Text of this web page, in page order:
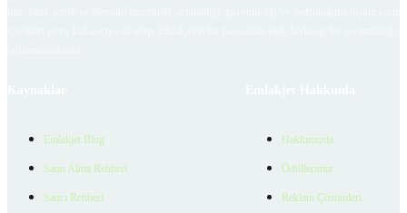
Emlakjet Blog
Satın Alma Rehberi
Satıcı Rehberi
Hakkımızda
Ödüllerimiz
Reklam Çözümleri